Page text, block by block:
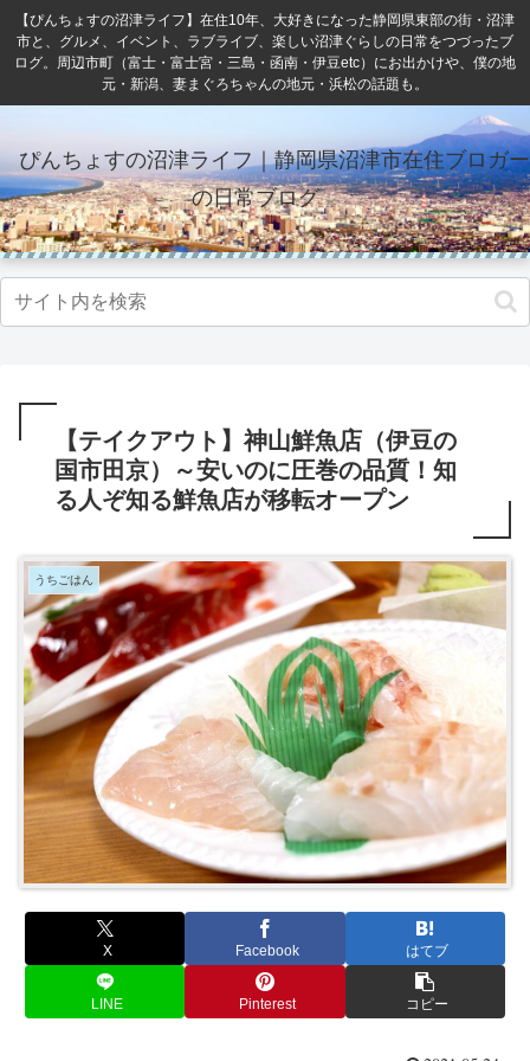
【ぴんちょすの沼津ライフ】在住10年、大好きになった静岡県東部の街・沼津
市と、グルメ、イベント、ラブライブ、楽しい沼津ぐらしの日常をつづったブ
ログ。周辺市町（富士・富士宮・三島・函南・伊豆etc）にお出かけや、僕の地
元・新潟、妻まぐろちゃんの地元・浜松の話題も。
ぴんちょすの沼津ライフ｜静岡県沼津市在住ブロガー
の日常ブログ
【テイクアウト】神山鮮魚店（伊豆の
国市田京）～安いのに圧巻の品質！知
る人ぞ知る鮮魚店が移転オープン
うちごはん
X Facebook はてブ
LINE Pinterest コピー